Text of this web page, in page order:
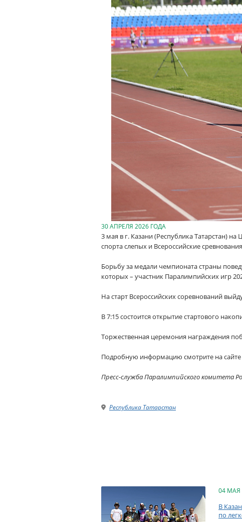
30 АПРЕЛЯ 2026 ГОДА
3 мая в г. Казани (Республика Татарстан)
спорта слепых и Всероссийские
Борьбу за медали чемпионата страны
которых – участник Паралимпийских игр
На старт Всероссийских соревнований
В 7:15 состоится открытие стартового
Торжественная церемония награждения
Подробную информацию смотрите на
Пресс-служба Паралимпийского комитета
Республика Татарстан
04 МАЯ
В
по